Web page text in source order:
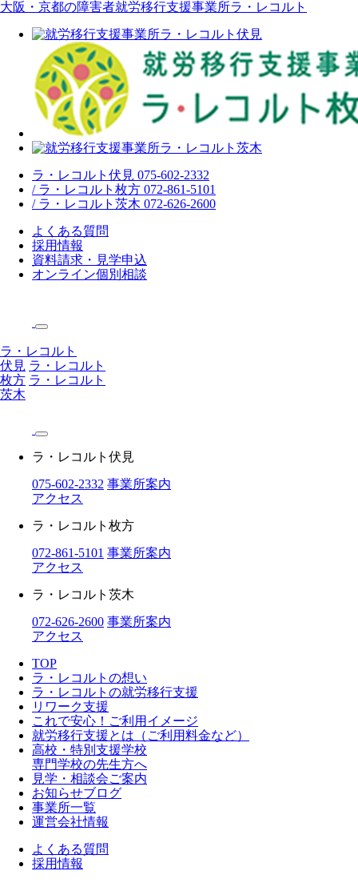
大阪・京都の障害者就労移行支援事業所ラ・レコルト
ラ・レコルト伏見 075-602-2332
/ ラ・レコルト枚方 072-861-5101
/ ラ・レコルト茨木 072-626-2600
よくある質問
採用情報
資料請求・見学申込
オンライン個別相談
ラ・レコルト
伏見 ラ・レコルト
枚方 ラ・レコルト
茨木
ラ・レコルト伏見
075-602-2332 事業所案内
アクセス
ラ・レコルト枚方
072-861-5101 事業所案内
アクセス
ラ・レコルト茨木
072-626-2600 事業所案内
アクセス
TOP
ラ・レコルトの想い
ラ・レコルトの就労移行支援
リワーク支援
これで安心！ご利用イメージ
就労移行支援とは（ご利用料金など）
高校・特別支援学校
専門学校の先生方へ
見学・相談会ご案内
お知らせブログ
事業所一覧
運営会社情報
よくある質問
採用情報